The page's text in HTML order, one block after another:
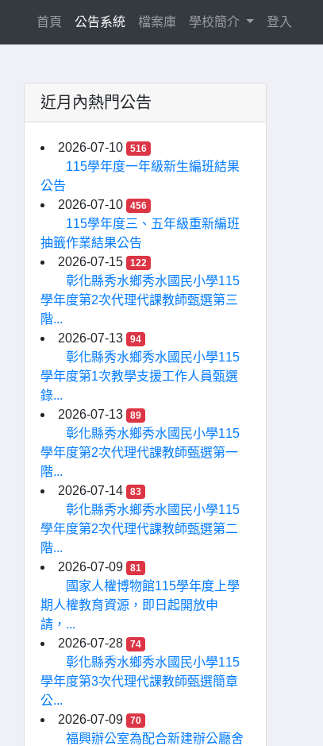
首頁 (current)
公告系統 檔案庫 學校簡介 登入
近月內熱門公告
2026-07-10 516
115學年度一年級新生編班結果
公告
2026-07-10
456
115學年度三、五年級重新編班
抽籤作業結果公告
2026-07-15
122
彰化縣秀水鄉秀水國民小學115
學年度第2次代理代課教師甄選第三
階...
2026-07-13
94
彰化縣秀水鄉秀水國民小學115
學年度第1次教學支援工作人員甄選
錄...
2026-07-13
89
彰化縣秀水鄉秀水國民小學115
學年度第2次代理代課教師甄選第一
階...
2026-07-14
83
彰化縣秀水鄉秀水國民小學115
學年度第2次代理代課教師甄選第二
階...
2026-07-09
81
國家人權博物館115學年度上學
期人權教育資源，即日起開放申
請，...
2026-07-28
74
彰化縣秀水鄉秀水國民小學115
學年度第3次代理代課教師甄選簡章
公...
2026-07-09
70
福興辦公室為配合新建辦公廳舍